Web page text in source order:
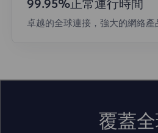
99.95%正常運行時間
卓越的全球連接，強大的網絡產
覆蓋